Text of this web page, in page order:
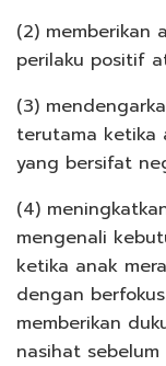
(2) memberikan
perilaku positif
(3)
terutama ketika
yang bersifat
(4)
mengenali
ketika anak
dengan
memberikan
nasihat